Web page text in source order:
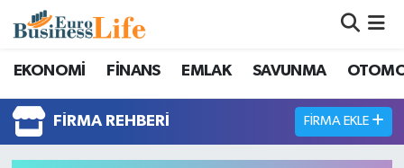
EKONOMİ FİNANS EMLAK SAVUNMA
FIRMA REHBERI FIRMA EKLE
Nöbetçi Eczaneler
Hava Durumu
Namaz Vakitleri